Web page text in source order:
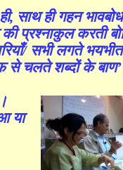
,साथ ही गहन
प्रश्नाकुल करती
सभी लगते भयभीत
से चलते शब्दों के बाण’
या